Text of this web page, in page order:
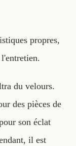
propres,
du velours.
des pièces de
son éclat
il est